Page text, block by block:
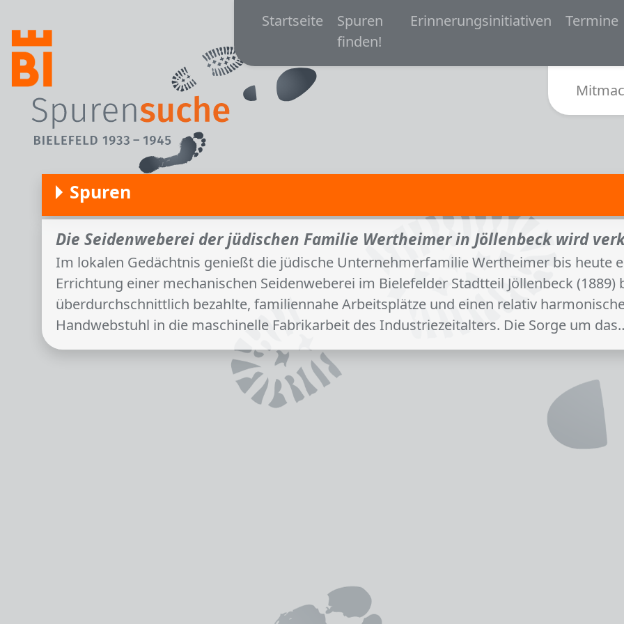
Zur Startseite von Spurensuche Bielefeld 1933-
Main navigation
Startseite
Spuren
finden!
Erinnerungsinitiativen Termine
Spuren
Die Seidenweberei der jüdischen Familie Wertheimer in Jöllenbeck wird
Im lokalen Gedächtnis genießt die jüdische Unternehmerfamilie Wertheimer bis heute
Errichtung einer mechanischen Seidenweberei im Bielefelder Stadtteil Jöllenbeck
überdurchschnittlich bezahlte, familiennahe Arbeitsplätze und einen relativ
Handwebstuhl in die maschinelle Fabrikarbeit des Industriezeitalters. Die Sorge um